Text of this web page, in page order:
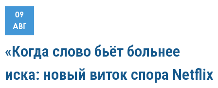
09
АВГ
«Когда слово бьёт больнее
иска: новый виток спора Netflix